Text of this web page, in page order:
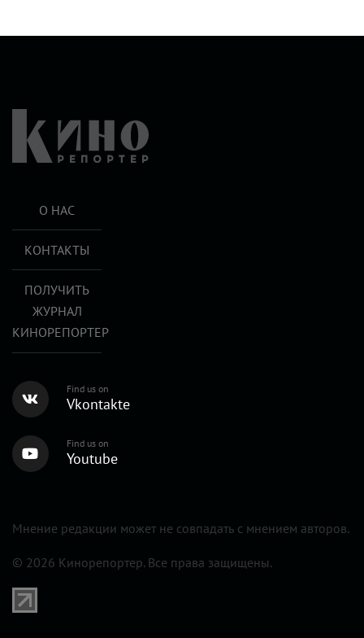
О НАС
КОНТАКТЫ
ПОЛУЧИТЬ
ЖУРНАЛ
КИНОРЕПОРТЕР
Find us on
Vkontakte
Find us on
Youtube
Мнение редакции может не совпадать с мнением авторов.
© 2026 Кинорепортер. Все права защищены.